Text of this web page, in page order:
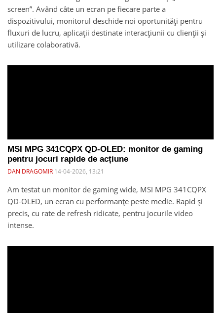
screen”. Având câte un ecran pe fiecare parte a
dispozitivului, monitorul deschide noi oportunități pentru
fluxuri de lucru, aplicații destinate interacțiunii cu clienții și
utilizare colaborativă.
MSI MPG 341CQPX QD-OLED: monitor de gaming
pentru jocuri rapide de acțiune
DAN DRAGOMIR 14-04-2026, 13:21
Am testat un monitor de gaming wide, MSI MPG 341CQPX
QD-OLED, un ecran cu performanțe peste medie. Rapid și
precis, cu rate de refresh ridicate, pentru jocurile video
intense.